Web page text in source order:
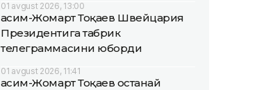
01 avgust 2026, 13:00
Қасим-Жомарт Тоқаев Швейцария
Президентига табрик
телеграммасини юборди
01 avgust 2026, 11:41
Қасим-Жомарт Тоқаев Қостанай